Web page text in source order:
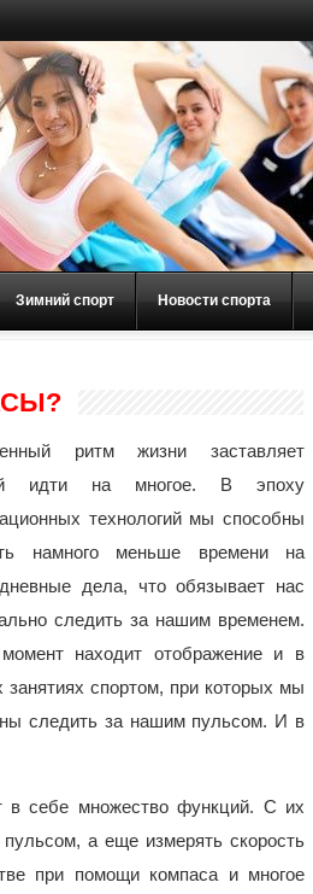
Зимний спорт Новости спорта
ритм жизни заставляет
идти на многое. В эпоху
технологий мы способны
намного меньше времени на
дела, что обязывает нас
следить за нашим временем.
находит отображение и в
занятиях спортом, при которых мы
следить за нашим пульсом. И в
в себе множество функций. С их
а еще измерять скорость
при помощи компаса и многое